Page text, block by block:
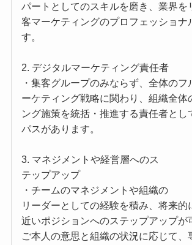
パートとしてのスキルを磨き、業界を
客マーケティングのプロフェッショナ
す。
2. デジタルマーケティング責任者
・集客グループのみならず、全体のフ
ーケティング戦略に関わり、組織全体
ング施策を統括・推進する責任者とし
パスがあります。
3. マネジメントや経営層へのス
テップアップ
・チームのマネジメントや組織の
リーダーとしての経験を積み、将来的
近いポジションへのステップアップが
ご本人の意思と組織の状況に応じて、